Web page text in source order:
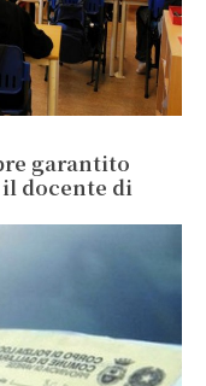
garantito
docente di